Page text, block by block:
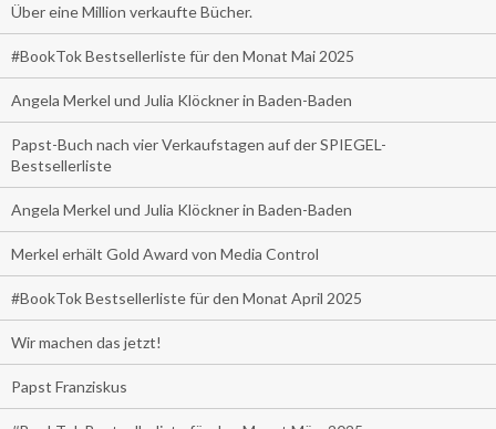
Über eine Million verkaufte Bücher.
#BookTok Bestsellerliste für den Monat Mai 2025
Angela Merkel und Julia Klöckner in Baden-Baden
Papst-Buch nach vier Verkaufstagen auf der SPIEGEL-
Bestsellerliste
Angela Merkel und Julia Klöckner in Baden-Baden
Merkel erhält Gold Award von Media Control
#BookTok Bestsellerliste für den Monat April 2025
Wir machen das jetzt!
Papst Franziskus